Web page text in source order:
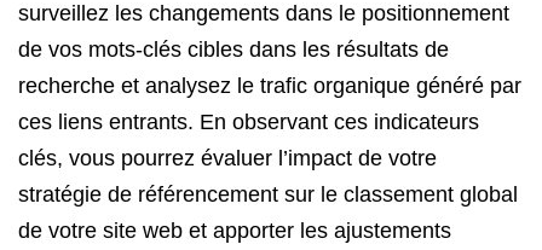
surveillez les changements dans le positionnement
de vos mots-clés cibles dans les résultats de
recherche et analysez le trafic organique généré par
ces liens entrants. En observant ces indicateurs
clés, vous pourrez évaluer l’impact de votre
stratégie de référencement sur le classement global
de votre site web et apporter les ajustements